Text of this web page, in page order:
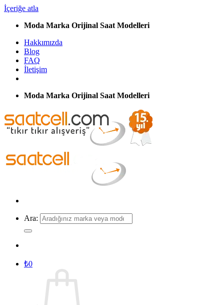
İçeriğe atla
Moda Marka Orijinal Saat Modelleri
Hakkımızda
Blog
FAQ
İletişim
Moda Marka Orijinal Saat Modelleri
Ara:
₺0